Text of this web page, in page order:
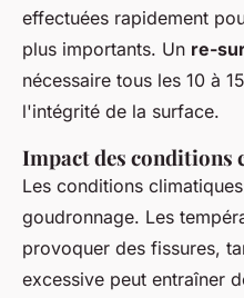
effectuées rapidement
plus importants. Un re-
nécessaire tous les 10 à
l'intégrité de la surface.
Impact des conditions
Les conditions
goudronnage. Les
provoquer des fissures,
excessive peut entraîner